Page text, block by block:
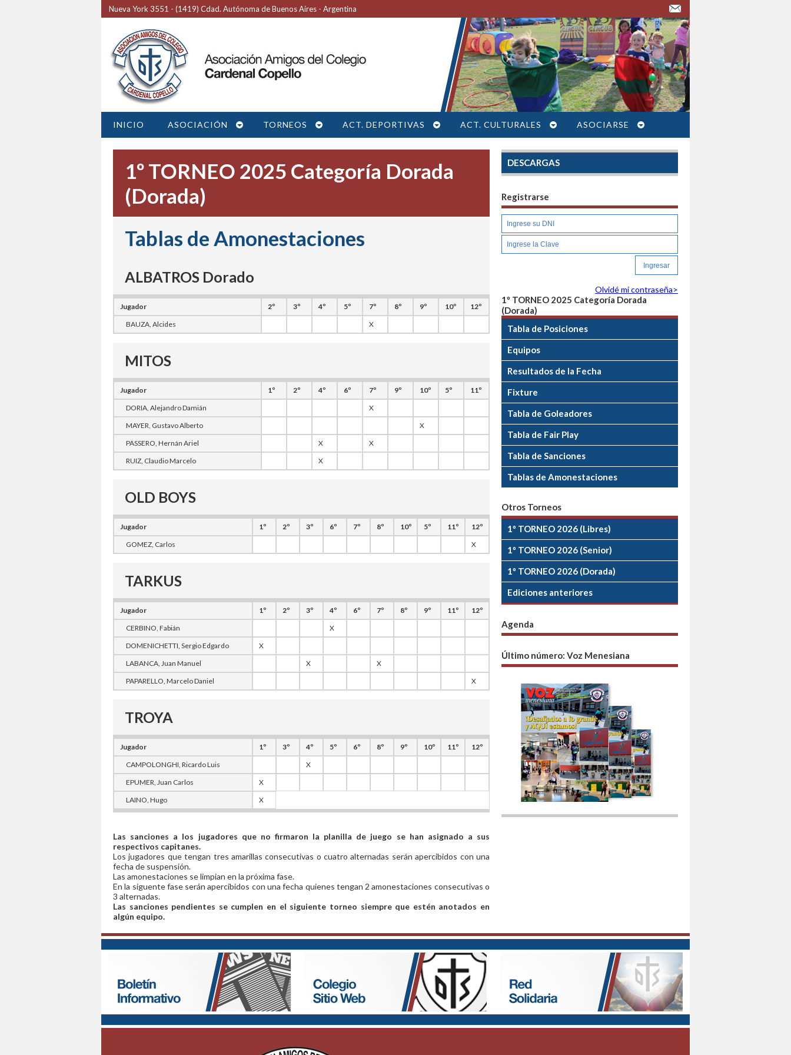
Nueva York 3551 - (1419) Cdad. Autónoma de Buenos Aires - Argentina
INICIO ASOCIACIÓN TORNEOS ACT. DEPORTIVAS ACT. CULTURALES ASOCIARSE
1º TORNEO 2025 Categoría Dorada
(Dorada)
Tablas de Amonestaciones
ALBATROS Dorado
Jugador 2º 3º 4º 5º 7º 8º 9º 10º
12º
BAUZA, Alcides
X
MITOS
Jugador 1º 2º 4º 6º 7º 9º 10º 5º
11º
DORIA, Alejandro Damián
X
MAYER, Gustavo Alberto
X
PASSERO, Hernán Ariel
X
X
RUIZ, Claudio Marcelo
X
OLD BOYS
Jugador 1º 2º 3º 6º 7º 8º 10º 5º 11º
12º
GOMEZ, Carlos
X
TARKUS
Jugador 1º 2º 3º 4º 6º 7º 8º 9º 11º
12º
CERBINO, Fabián
X
DOMENICHETTI, Sergio Edgardo
X
LABANCA, Juan Manuel
X
X
PAPARELLO, Marcelo Daniel
X
TROYA
Jugador 1º 3º 4º 5º 6º 8º 9º 10º 11º
12º
CAMPOLONGHI, Ricardo Luis
X
EPUMER, Juan Carlos
X
LAINO, Hugo
X
Las sanciones a los jugadores que no firmaron la planilla de juego se han asignado a sus
respectivos capitanes.
Los jugadores que tengan tres amarillas consecutivas o cuatro alternadas serán apercibidos con una
fecha de suspensión.
Las amonestaciones se limpian en la próxima fase.
En la siguente fase serán apercibidos con una fecha quienes tengan 2 amonestaciones consecutivas o
3 alternadas.
Las sanciones pendientes se cumplen en el siguiente torneo siempre que estén anotados en
algún equipo.
DESCARGAS
Registrarse
Olvidé mi contraseña>
1º TORNEO 2025 Categoría Dorada
(Dorada)
Tabla de Posiciones
Equipos
Resultados de la Fecha
Fixture
Tabla de Goleadores
Tabla de Fair Play
Tabla de Sanciones
Tablas de Amonestaciones
Otros Torneos
1º TORNEO 2026 (Libres)
1º TORNEO 2026 (Senior)
1º TORNEO 2026 (Dorada)
Ediciones anteriores
Agenda
Último número: Voz Menesiana